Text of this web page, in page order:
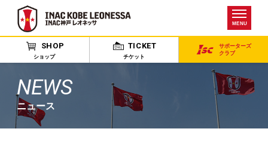
MENU
SHOP
ショップ
TICKET
チケット
サポーターズ
クラブ
NEWS
ニュース